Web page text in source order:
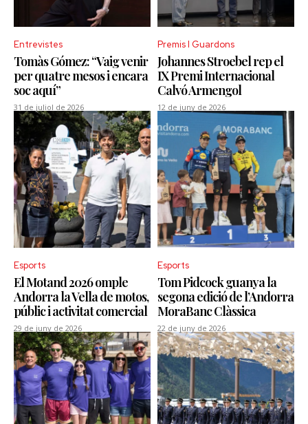
Entrevistes
Tomàs Gómez: “Vaig venir
per quatre mesos i encara
soc aquí”
31 de juliol de 2026
Premis I Guardons
Johannes Stroebel rep el
IX Premi Internacional
Calvó Armengol
12 de juny de 2026
Esports
El Motand 2026 omple
Andorra la Vella de motos,
públic i activitat comercial
29 de juny de 2026
Esports
Tom Pidcock guanya la
segona edició de l’Andorra
MoraBanc Clàssica
22 de juny de 2026